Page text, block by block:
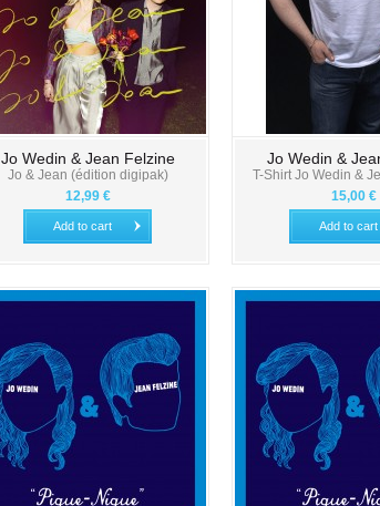
Jo Wedin & Jean Felzine
Jo & Jean (édition digipak)
12,99 €
Add to cart
Jo Wedin &
T-Shirt Jo Wedin &
15,00 €
Add to cart